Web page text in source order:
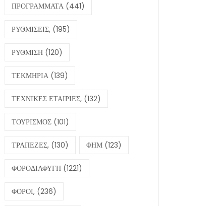
ΠΡΟΓΡΑΜΜΑΤΑ (441)
ΡΥΘΜΙΣΕΙΣ, (195)
ΡΥΘΜΙΣΗ (120)
ΤΕΚΜΗΡΙΑ (139)
ΤΕΧΝΙΚΕΣ ΕΤΑΙΡΙΕΣ, (132)
ΤΟΥΡΙΣΜΟΣ (101)
ΤΡΑΠΕΖΕΣ, (130) ΦΗΜ (123)
ΦΟΡΟΔΙΑΦΥΓΗ (1221)
ΦΟΡΟΙ, (236)